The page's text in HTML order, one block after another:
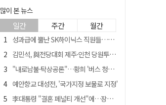
많이 본 뉴스
일간 주간 월간
성과급에 뿔난 SK하이닉스 직원들…3500명 모여 '새 노조' 만든다
김민석, 與전당대회 제주·인천 당원투표서 승리…누적 득표는 '초박빙'
"내로남불·탁상공론"…황희 '버스 청년주택' 제안에 與 내부서도 쓴소리
예안향교 대성전, '국가지정 보물로 지정'
李대통령 "결혼 페널티 개선"에…장동혁 "그 페널티 만든 게 이 정권"